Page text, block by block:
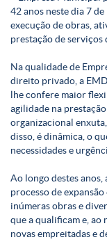
42 anos neste dia 7
execução de obras,
prestação de
Na qualidade de
direito privado, a
lhe confere maior
agilidade na
organizacional
disso, é dinâmica, o
necessidades e
Ao longo destes
processo de
inúmeras obras e
que a qualificam e, ao
novas empreitadas e